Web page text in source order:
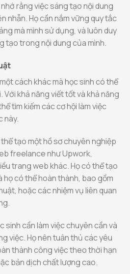
rằng việc sáng tạo nội dung
nhẫn. Họ cần nắm vững quy tắc
mà mình sử dụng, và luôn duy
tạo trong nội dung của mình.
cách khác mà học sinh có thể
Với khả năng viết tốt và khả năng
tìm kiếm các cơ hội làm việc
này.
tạo một hồ sơ chuyên nghiệp
freelance như Upwork,
trang web khác. Họ có thể tạo
họ có thể hoàn thành, bao gồm
hoặc các nhiệm vụ liên quan
sinh cần làm việc chuyên cần và
việc. Họ nên tuân thủ các yêu
thành công việc theo thời hạn
bản dịch chất lượng cao.